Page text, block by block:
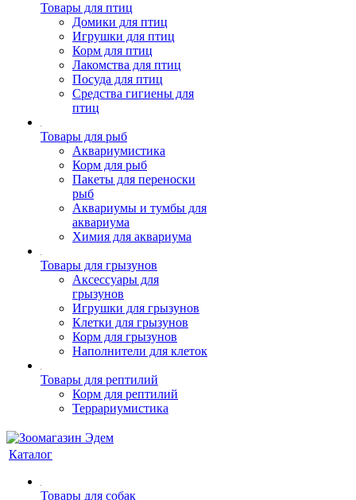
Товары для птиц
Домики для птиц
Игрушки для птиц
Корм для птиц
Лакомства для птиц
Посуда для птиц
Средства гигиены для
птиц
Товары для рыб
Аквариумистика
Корм для рыб
Пакеты для переноски
рыб
Аквариумы и тумбы для
аквариума
Химия для аквариума
Товары для грызунов
Аксессуары для
грызунов
Игрушки для грызунов
Клетки для грызунов
Корм для грызунов
Наполнители для клеток
Товары для рептилий
Корм для рептилий
Террариумистика
Каталог
Товары для собак